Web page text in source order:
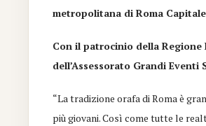
metropolitana di Roma
Con il patrocinio della
dell’Assessorato Grandi
“La tradizione orafa di Roma è
più giovani. Così come tutte le